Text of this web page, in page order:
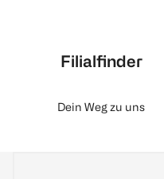
Filialfinder
Dein Weg zu uns